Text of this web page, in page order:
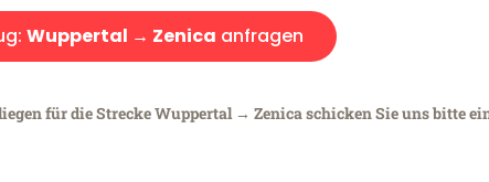
Wuppertal → Zenica anfragen
für die Strecke Wuppertal → Zenica schicken Sie uns bitte